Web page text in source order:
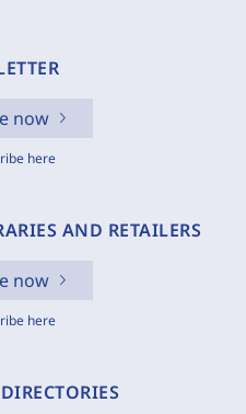
now
here
AND RETAILERS
now
here